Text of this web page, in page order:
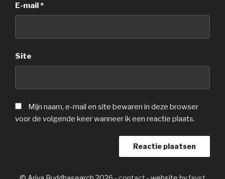
E-mail*
Site
Mijn naam, e-mail en site bewaren in deze browser
voor de volgende keer wanneer ik een reactie plaats.